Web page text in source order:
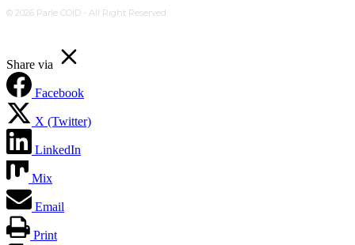
© 2026 Parle COID - All Right Reserved
Share via
Facebook
X (Twitter)
LinkedIn
Mix
Email
Print